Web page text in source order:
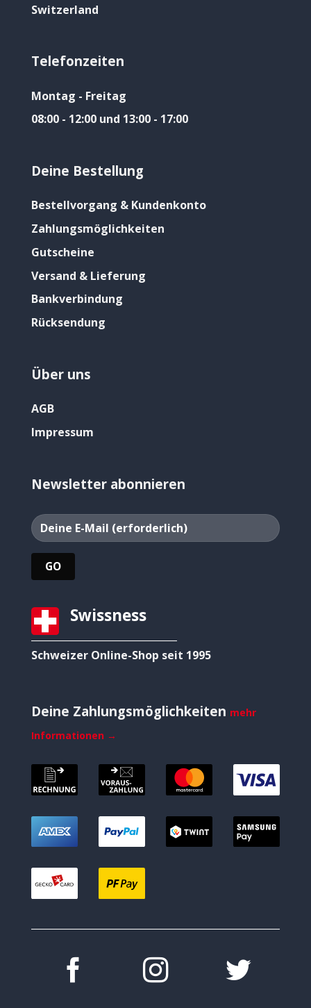
Switzerland
Telefonzeiten
Montag - Freitag
08:00 - 12:00 und 13:00 - 17:00
Deine Bestellung
Bestellvorgang & Kundenkonto
Zahlungsmöglichkeiten
Gutscheine
Versand & Lieferung
Bankverbindung
Rücksendung
Über uns
AGB
Impressum
Newsletter abonnieren
Swissness
Schweizer Online-Shop seit 1995
Deine Zahlungsmöglichkeiten mehr
Informationen →